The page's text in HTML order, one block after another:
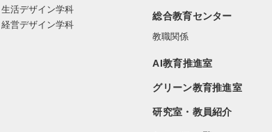
生活デザイン学科
経営デザイン学科
総合教育センター
教職関係
AI教育推進室
グリーン教育推進室
研究室・教員紹介